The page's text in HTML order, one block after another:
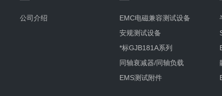
公司介绍
EMC电磁兼容测试设备
安规测试设备
*标GJB181A系列
同轴衰减器/同轴负载
EMS测试附件